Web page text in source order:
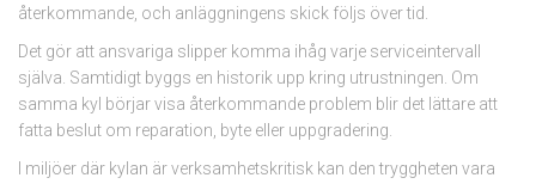
återkommande, och anläggningens skick följs över tid.
Det gör att ansvariga slipper komma ihåg varje serviceintervall
själva. Samtidigt byggs en historik upp kring utrustningen. Om
samma kyl börjar visa återkommande problem blir det lättare att
fatta beslut om reparation, byte eller uppgradering.
I miljöer där kylan är verksamhetskritisk kan den tryggheten vara